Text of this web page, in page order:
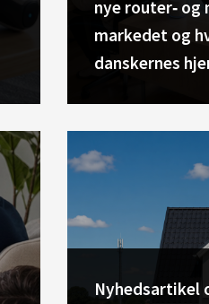
nye router‑ og
markedet og
danskernes
Nyhedsartikel